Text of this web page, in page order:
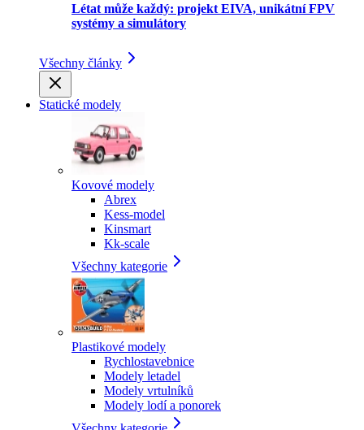
Létat může každý: projekt EIVA, unikátní FPV
systémy a simulátory
Všechny články
Statické modely
Kovové modely
Abrex
Kess-model
Kinsmart
Kk-scale
Všechny kategorie
Plastikové modely
Rychlostavebnice
Modely letadel
Modely vrtulníků
Modely lodí a ponorek